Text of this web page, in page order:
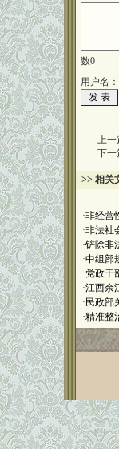
数0
用户名：
上一
下一
>> 相关
·非经营
·非法社
·铲除非
·中组部
·党政干
·江西余
· 民政部
·精准整